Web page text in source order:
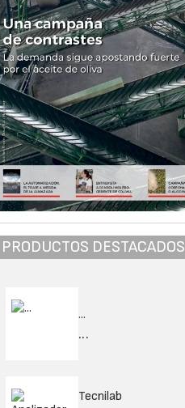
PRODUCTOS DESTACADOS
...
...
Tecnilab